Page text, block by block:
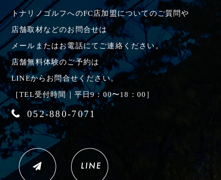
トナリノゴルフへのFC店加盟についてのご質問や
店舗取材などのお問合せは
メールまたはお電話にてご連絡ください。
店舗無料体験のご予約は
LINEからお問合せください。
［TEL受付時間｜平日9：00〜18：00］
052-880-7071